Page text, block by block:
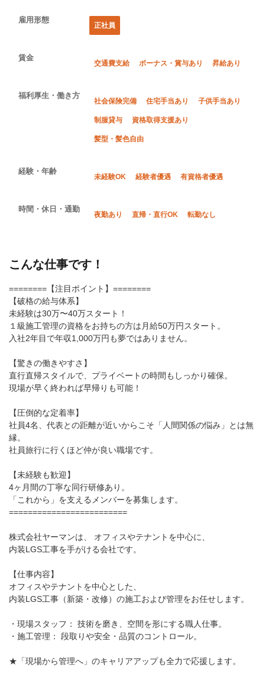
雇用形態
正社員
賃金
交通費支給 ボーナス・賞与あり 昇給あり
福利厚生・働き方
社会保険完備 住宅手当あり 子供手当あり
制服貸与 資格取得支援あり
髪型・髪色自由
経験・年齢
未経験OK 経験者優遇 有資格者優遇
時間・休日・通勤
夜勤あり 直帰・直行OK 転勤なし
こんな仕事です！
========【注目ポイント】========
【破格の給与体系】
未経験は30万〜40万スタート！
１級施工管理の資格をお持ちの方は月給50万円スタート。
入社2年目で年収1,000万円も夢ではありません。
【驚きの働きやすさ】
直行直帰スタイルで、プライベートの時間もしっかり確保。
現場が早く終われば早帰りも可能！
【圧倒的な定着率】
社員4名、代表との距離が近いからこそ「人間関係の悩み」とは無
縁。
社員旅行に行くほど仲が良い職場です。
【未経験も歓迎】
4ヶ月間の丁寧な同行研修あり。
「これから」を支えるメンバーを募集します。
=========================
株式会社ヤーマンは、 オフィスやテナントを中心に、
内装LGS工事を手がける会社です。
【仕事内容】
オフィスやテナントを中心とした、
内装LGS工事（新築・改修）の施工および管理をお任せします。
・現場スタッフ： 技術を磨き、空間を形にする職人仕事。
・施工管理： 段取りや安全・品質のコントロール。
★「現場から管理へ」のキャリアアップも全力で応援します。